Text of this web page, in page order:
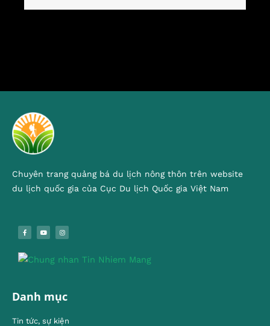
Chuyên trang quảng bá du lịch nông thôn trên website
du lịch quốc gia của Cục Du lịch Quốc gia Việt Nam
Danh mục
Tin tức, sự kiện